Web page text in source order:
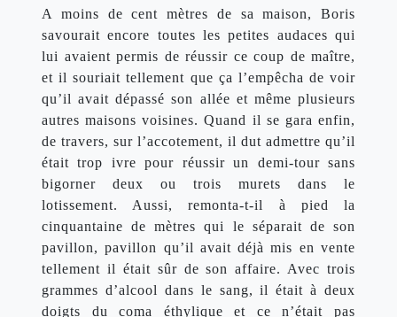
A moins de cent mètres de sa maison, Boris
savourait encore toutes les petites audaces qui
lui avaient permis de réussir ce coup de maître,
et il souriait tellement que ça l’empêcha de voir
qu’il avait dépassé son allée et même plusieurs
autres maisons voisines. Quand il se gara enfin,
de travers, sur l’accotement, il dut admettre qu’il
était trop ivre pour réussir un demi-tour sans
bigorner deux ou trois murets dans le
lotissement. Aussi, remonta-t-il à pied la
cinquantaine de mètres qui le séparait de son
pavillon, pavillon qu’il avait déjà mis en vente
tellement il était sûr de son affaire. Avec trois
grammes d’alcool dans le sang, il était à deux
doigts du coma éthylique et ce n’était pas